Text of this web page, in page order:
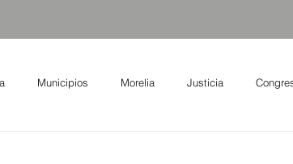
Municipios Morelia Justicia